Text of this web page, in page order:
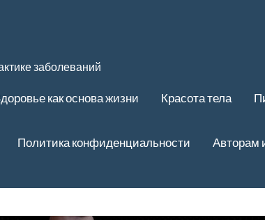
заболеваний
как основа жизни Красота тела
Политика конфиденциальности Авторам